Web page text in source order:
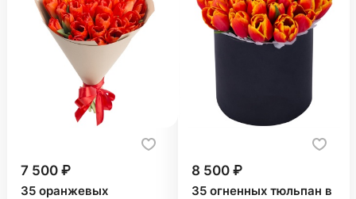
7 500 ₽
35 оранжевых
8 500 ₽
35 огненных тюльпан в